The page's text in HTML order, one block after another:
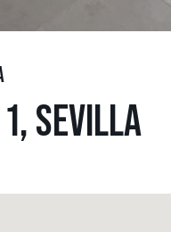
SEVILLA